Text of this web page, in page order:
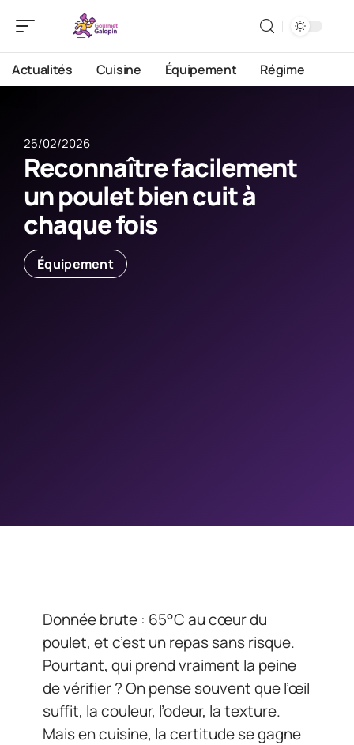
Actualités Cuisine Équipement Régime
25/02/2026
Reconnaître facilement
un poulet bien cuit à
chaque fois
Équipement
Donnée brute : 65°C au cœur du
poulet, et c’est un repas sans risque.
Pourtant, qui prend vraiment la peine
de vérifier ? On pense souvent que l’œil
suffit, la couleur, l’odeur, la texture.
Mais en cuisine, la certitude se gagne